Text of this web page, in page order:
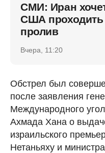
СМИ: Иран
США проходить
пролив
Вчера, 11:20
Обстрел был
после заявления
Международного
Ахмада Хана о
израильского
Нетаньяху и